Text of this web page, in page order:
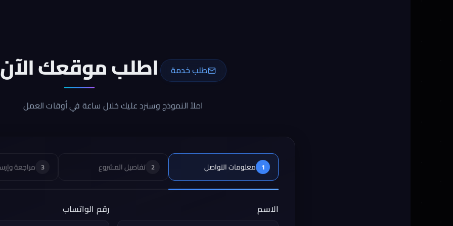
طلب خدمة اطلب موقعك الآن
املأ النموذج وسنرد عليك خلال ساعة في أوقات العمل
1 معلومات التواصل 2 تفاصيل المشروع 3 مراجعة
الاسم رقم الواتساب